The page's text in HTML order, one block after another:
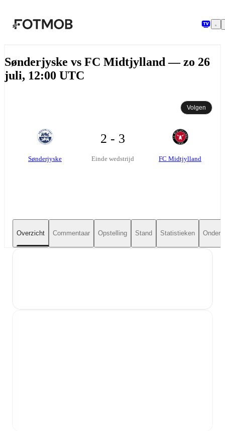
Sønderjyske vs FC Midtjylland — zo 26
juli, 12:00 UTC
Volgen
Sønderjyske
2 - 3
Einde wedstrijd FC Midtjylland
Overzicht Commentaar Opstelling Stand Statistieken